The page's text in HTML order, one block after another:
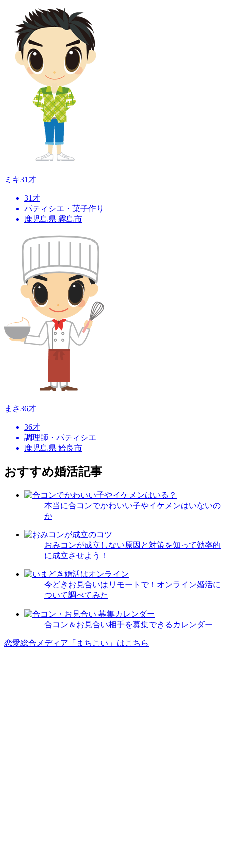
ミキ31才
31才
パティシエ・菓子作り
鹿児島県 霧島市
まさ36才
36才
調理師・パティシエ
鹿児島県 姶良市
おすすめ婚活記事
本当に合コンでかわいい子やイケメンはいないの
か
おみコンが成立しない原因と対策を知って効率的
に成立させよう！
今どきお見合いはリモートで！オンライン婚活に
ついて調べてみた
合コン＆お見合い相手を募集できるカレンダー
恋愛総合メディア「まちこい」はこちら